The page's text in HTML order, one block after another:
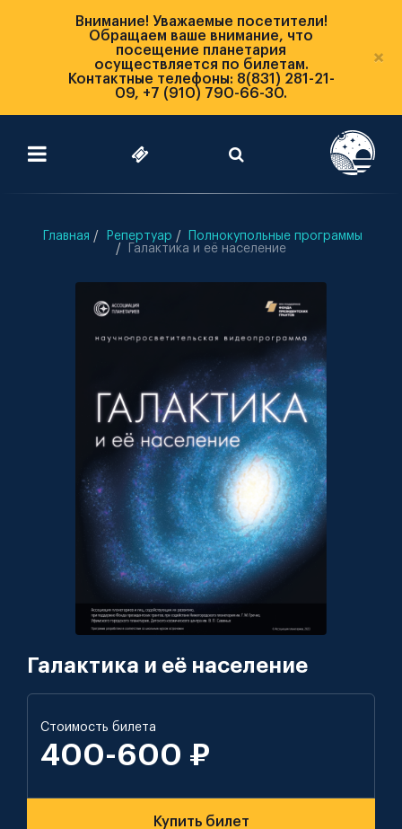
Внимание! Уважаемые посетители!
Обращаем ваше внимание, что
посещение планетария
осуществляется по билетам.
Контактные телефоны: 8(831) 281-21-
09, +7 (910) 790-66-30.
×
Главная Репертуар
Полнокупольные программы
Галактика и её население
Галактика и её население
Стоимость билета
400-600 ₽
Купить билет